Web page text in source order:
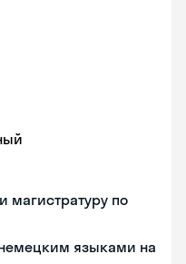
магистратуру по
языками на